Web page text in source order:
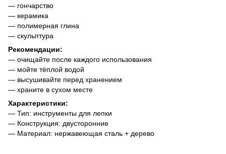
— гончарство
— керамика
— полимерная глина
— скульптура
Рекомендации:
— очищайте после каждого использования
— мойте тёплой водой
— высушивайте перед хранением
— храните в сухом месте
Характеристики:
— Тип: инструменты для лепки
— Конструкция: двусторонние
— Материал: нержавеющая сталь + дерево